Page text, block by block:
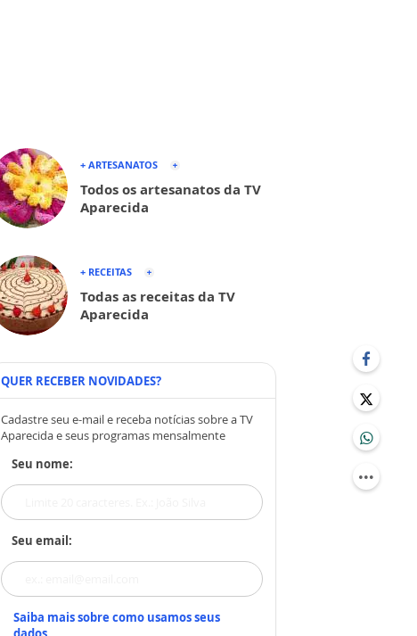
+ ARTESANATOS
Todos os artesanatos da TV
Aparecida
+ RECEITAS
Todas as receitas da TV
Aparecida
QUER RECEBER NOVIDADES?
Cadastre seu e-mail e receba notícias sobre a TV
Aparecida e seus programas mensalmente
Seu nome:
Seu email:
Saiba mais sobre como usamos seus